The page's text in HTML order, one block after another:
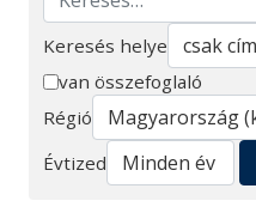
Keresés
Keresés helye
van összefoglaló
Régió
Évtized